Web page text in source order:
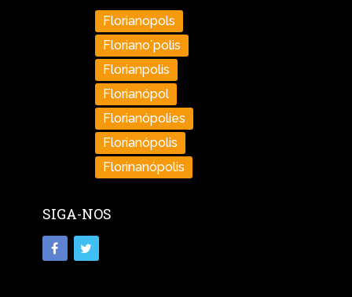
Florianopols
Floriano´polis
Florianpolis
Florianópol
Florianópolies
Florianópolis
Florinanópolis
SIGA-NOS